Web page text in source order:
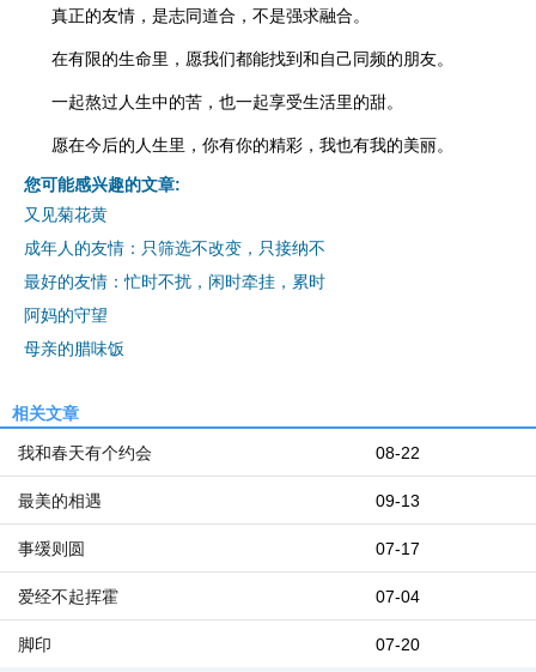
真正的友情，是志同道合，不是强求融合。
在有限的生命里，愿我们都能找到和自己同频的朋友。
一起熬过人生中的苦，也一起享受生活里的甜。
愿在今后的人生里，你有你的精彩，我也有我的美丽。
您可能感兴趣的文章:
又见菊花黄
成年人的友情：只筛选不改变，只接纳不
最好的友情：忙时不扰，闲时牵挂，累时
阿妈的守望
母亲的腊味饭
相关文章
08-22
我和春天有个约会
09-13
最美的相遇
07-17
事缓则圆
07-04
爱经不起挥霍
07-20
脚印